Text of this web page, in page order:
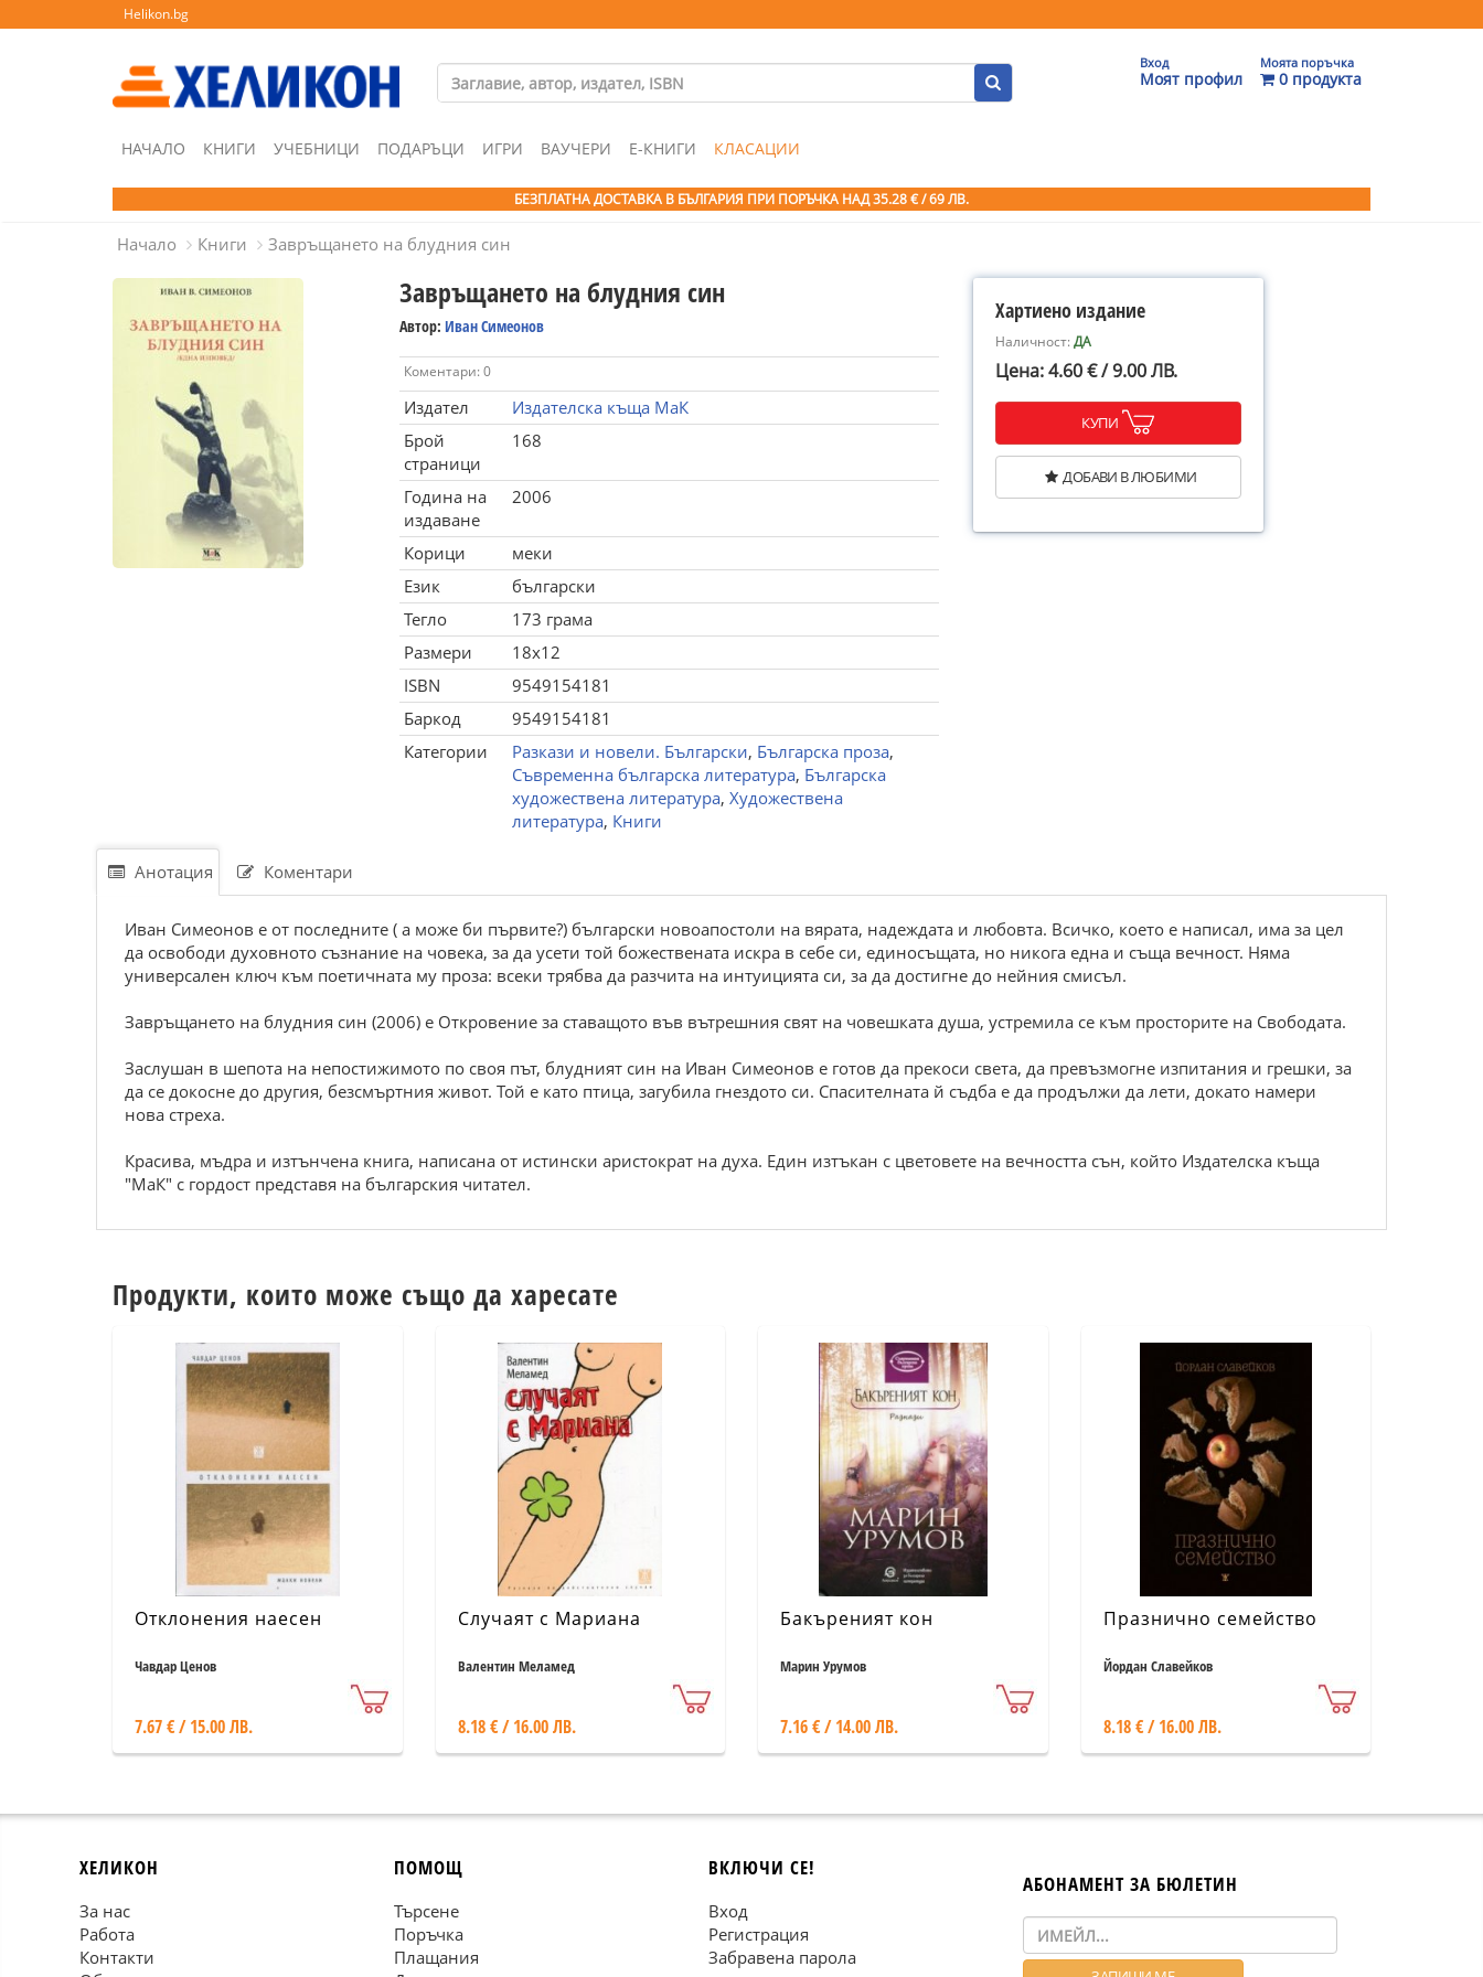
Helikon.bg
Вход
Моят профил
Моята поръчка
0 продукта
НАЧАЛО КНИГИ УЧЕБНИЦИ ПОДАРЪЦИ ИГРИ ВАУЧЕРИ Е-КНИГИ КЛАСАЦИИ
БЕЗПЛАТНА ДОСТАВКА В БЪЛГАРИЯ ПРИ ПОРЪЧКА НАД 35.28 € / 69 ЛВ.
Начало Книги Завръщането на блудния син
Завръщането на блудния син
Автор: Иван Симеонов
Коментари: 0
Издател
Издателска къща МаК
Брой
страници
168
Година на
издаване
2006
Корици
меки
Език
български
Тегло
173 грама
Размери
18x12
ISBN
9549154181
Баркод
9549154181
Категории
Разкази и новели. Български, Българска проза,
Съвременна българска литература, Българска
художествена литература, Художествена
литература, Книги
Хартиено издание
Наличност:ДА
Цена: 4.60 € / 9.00 ЛВ.
КУПИ
ДОБАВИ В ЛЮБИМИ
Анотация Коментари
Иван Симеонов е от последните ( а може би първите?) български новоапостоли на вярата, надеждата и любовта. Всичко, което е написал, има за цел
да освободи духовното съзнание на човека, за да усети той божествената искра в себе си, единосъщата, но никога една и съща вечност. Няма
универсален ключ към поетичната му проза: всеки трябва да разчита на интуицията си, за да достигне до нейния смисъл.
Завръщането на блудния син (2006) е Откровение за ставащото във вътрешния свят на човешката душа, устремила се към просторите на Свободата.
Заслушан в шепота на непостижимото по своя път, блудният син на Иван Симеонов е готов да прекоси света, да превъзмогне изпитания и грешки, за
да се докосне до другия, безсмъртния живот. Той е като птица, загубила гнездото си. Спасителната й съдба е да продължи да лети, докато намери
нова стреха.
Красива, мъдра и изтънчена книга, написана от истински аристократ на духа. Един изтъкан с цветовете на вечността сън, който Издателска къща
"МаК" с гордост представя на българския читател.
Продукти, които може също да харесате
Отклонения наесен
Чавдар Ценов
7.67 € / 15.00 ЛВ.
Случаят с Мариана
Валентин Меламед
8.18 € / 16.00 ЛВ.
Бакъреният кон
Марин Урумов
7.16 € / 14.00 ЛВ.
Празнично семейство
Йордан Славейков
8.18 € / 16.00 ЛВ.
ХЕЛИКОН
За нас
Работа
Контакти
ПОМОЩ
Търсене
Поръчка
Плащания
ВКЛЮЧИ СЕ!
Вход
Регистрация
Забравена парола
АБОНАМЕНТ ЗА БЮЛЕТИН